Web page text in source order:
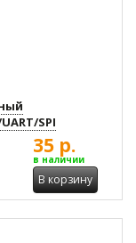
SPI
35 р.
в наличии
В корзину